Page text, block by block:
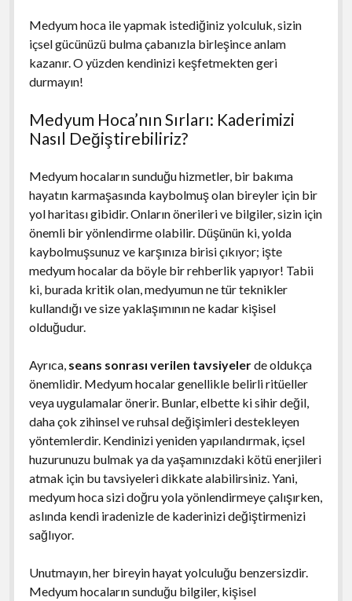
Medyum hoca ile yapmak istediğiniz yolculuk, sizin
içsel gücünüzü bulma çabanızla birleşince anlam
kazanır. O yüzden kendinizi keşfetmekten geri
durmayın!
Medyum Hoca’nın Sırları: Kaderimizi
Nasıl Değiştirebiliriz?
Medyum hocaların sunduğu hizmetler, bir bakıma
hayatın karmaşasında kaybolmuş olan bireyler için bir
yol haritası gibidir. Onların önerileri ve bilgiler, sizin için
önemli bir yönlendirme olabilir. Düşünün ki, yolda
kaybolmuşsunuz ve karşınıza birisi çıkıyor; işte
medyum hocalar da böyle bir rehberlik yapıyor! Tabii
ki, burada kritik olan, medyumun ne tür teknikler
kullandığı ve size yaklaşımının ne kadar kişisel
olduğudur.
Ayrıca, seans sonrası verilen tavsiyelerde oldukça
önemlidir. Medyum hocalar genellikle belirli ritüeller
veya uygulamalar önerir. Bunlar, elbette ki sihir değil,
daha çok zihinsel ve ruhsal değişimleri destekleyen
yöntemlerdir. Kendinizi yeniden yapılandırmak, içsel
huzurunuzu bulmak ya da yaşamınızdaki kötü enerjileri
atmak için bu tavsiyeleri dikkate alabilirsiniz. Yani,
medyum hoca sizi doğru yola yönlendirmeye çalışırken,
aslında kendi iradenizle de kaderinizi değiştirmenizi
sağlıyor.
Unutmayın, her bireyin hayat yolculuğu benzersizdir.
Medyum hocaların sunduğu bilgiler, kişisel